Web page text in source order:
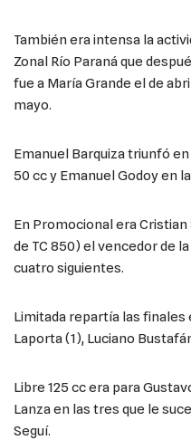
También era intensa la
Zonal Río Paraná que
fue a María Grande el de
mayo.
Emanuel Barquiza triunfó
50 cc y Emanuel Godoy en
En Promocional era
de TC 850) el vencedor de
cuatro siguientes.
Limitada repartía las
Laporta (1), Luciano
Libre 125 cc era para
Lanza en las tres que le
Seguí.